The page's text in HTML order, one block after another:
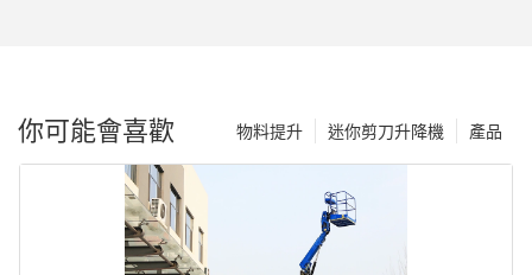
你可能會喜歡 產品
迷你剪刀升降機
物料提升